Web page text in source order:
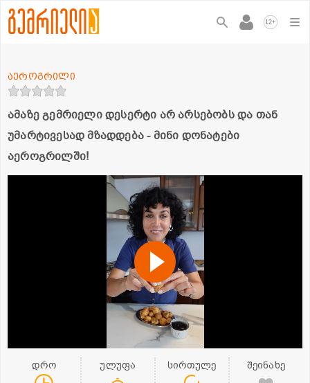
12+
ამაზე გემრიელი დესერტი არ არსებობს და თან
უმარტივესად მზადდება - მინი დონატები
აეროგრილში!
აეროგრილი
დრო ულუფა სირთულე შეინახე